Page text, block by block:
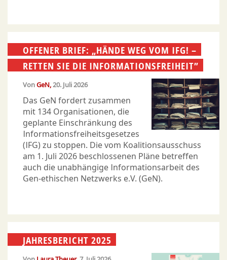
OFFENER BRIEF: „HÄNDE WEG VOM IFG! –
RETTEN SIE DIE INFORMATIONSFREIHEIT”
VonGeN 20. Juli 2026
Das GeN fordert zusammen
mit 134 Organisationen, die
geplante Einschränkung des
Informationsfreiheitsgesetzes
(IFG) zu stoppen. Die vom Koalitionsausschuss
am 1. Juli 2026 beschlossenen Pläne betreffen
auch die unabhängige Informationsarbeit des
Gen-ethischen Netzwerks e.V. (GeN).
JAHRESBERICHT 2025